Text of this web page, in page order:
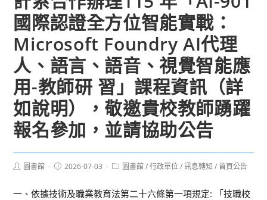
國際認證全方位智能實戰：
Microsoft Foundry AI代理
人、語言、語音、視覺智能應
用-教師研 習」課程資訊（詳
如說明），敬邀貴校教師踴躍
報名參加，並請協助公告
Post圖書館
Post2026-07-03
Post圖書館 / 行政單位 / 訊息轉知 / 首頁公告
一、依據技術及職業教育法第二十六條第一項規定: 「技職校